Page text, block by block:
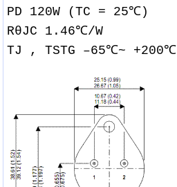
PD 120W (TC = 25℃)
RθJC 1.46℃/W
TJ , TSTG –65℃~ +200℃